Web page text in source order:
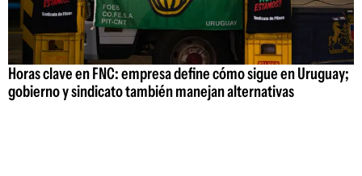
Horas clave en FNC: empresa define cómo sigue en Uruguay;
gobierno y sindicato también manejan alternativas